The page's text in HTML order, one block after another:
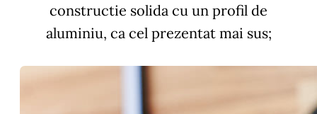
constructie solida cu un profil de
aluminiu, ca cel prezentat mai sus;